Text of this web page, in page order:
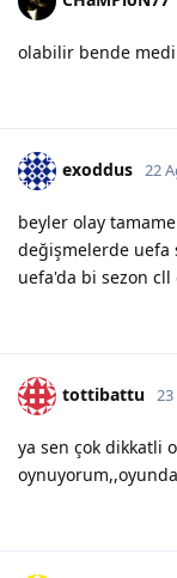
olabilir bende
exoddus 22
beyler olay
değişmelerde uefa
uefa'da bi sezon cll
tottibattu
ya sen çok dikkatli